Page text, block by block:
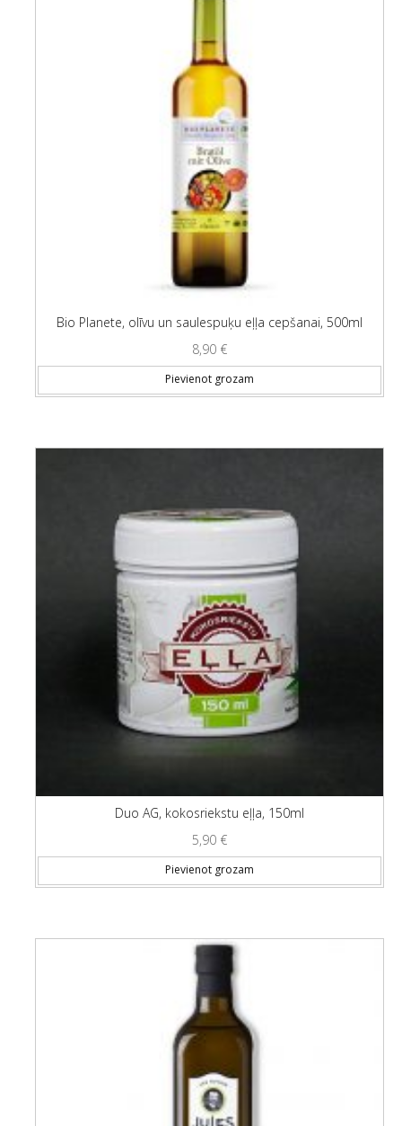
Bio Planete, olīvu un saulespuķu eļļa cepšanai, 500ml
8,90 €
Pievienot grozam
Duo AG, kokosriekstu eļļa, 150ml
5,90 €
Pievienot grozam